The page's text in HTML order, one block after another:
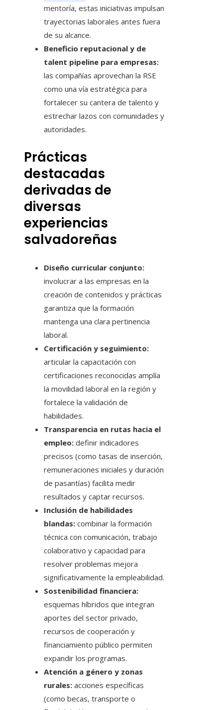
mentoría, estas iniciativas impulsan
trayectorias laborales antes fuera
de su alcance.
Beneficio reputacional y de
talent pipeline para empresas:
las compañías aprovechan la RSE
como una vía estratégica para
fortalecer su cantera de talento y
estrechar lazos con comunidades y
autoridades.
Prácticas
destacadas
derivadas de
diversas
experiencias
salvadoreñas
Diseño curricular conjunto:
involucrar a las empresas en la
creación de contenidos y prácticas
garantiza que la formación
mantenga una clara pertinencia
laboral.
Certificación y seguimiento:
articular la capacitación con
certificaciones reconocidas amplía
la movilidad laboral en la región y
fortalece la validación de
habilidades.
Transparencia en rutas hacia el
empleo: definir indicadores
precisos (como tasas de inserción,
remuneraciones iniciales y duración
de pasantías) facilita medir
resultados y captar recursos.
Inclusión de habilidades
blandas: combinar la formación
técnica con comunicación, trabajo
colaborativo y capacidad para
resolver problemas mejora
significativamente la empleabilidad.
Sostenibilidad financiera:
esquemas híbridos que integran
aportes del sector privado,
recursos de cooperación y
financiamiento público permiten
expandir los programas.
Atención a género y zonas
rurales: acciones específicas
(como becas, transporte o